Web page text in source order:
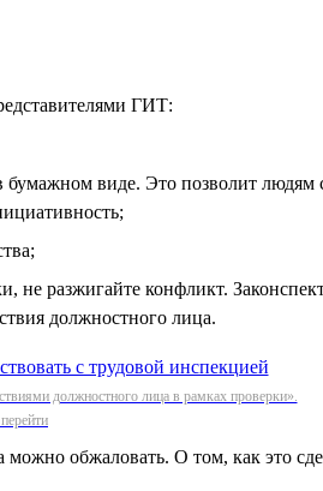
ГИТ:
виде. Это позволит людям
не разжигайте конфликт.
должностного лица.
должностного лица в рамках проверки».
обжаловать. О том, как это